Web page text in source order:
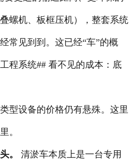
螺机、板框压机），整套系统
常见到到。这已经“车”的概
程系统## 看不见的成本：底
型设备的价格仍有悬殊。这里
。
。 清淤车本质上是一台专用